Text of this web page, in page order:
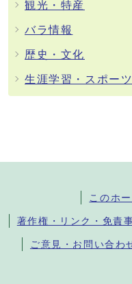
観光・特産
バラ情報
歴史・文化
生涯学習・スポーツ
このホ
著作権・リンク・免責
ご意見・お問い合わ